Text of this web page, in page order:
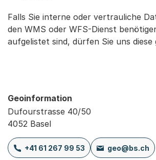
Falls Sie interne oder vertrauliche
den WMS oder WFS-Dienst
aufgelistet sind, dürfen Sie uns diese
Geoinformation
Dufourstrasse 40/50
4052 Basel
+41 61 267 99 53 geo@bs.ch